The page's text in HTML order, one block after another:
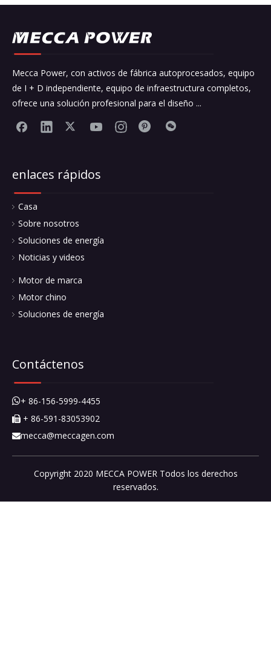
Mecca Power, con activos de fábrica autoprocesados, equipo
de I + D independiente, equipo de infraestructura completos,
ofrece una solución profesional para el diseño ...
enlaces rápidos
Casa
Sobre nosotros
Soluciones de energía
Noticias y videos
Motor de marca
Motor chino
Soluciones de energía
Contáctenos
+ 86-156-5999-4455
 + 86-591-83053902
mecca@meccagen.com
Copyright 2020 MECCA POWER Todos los derechos
reservados.